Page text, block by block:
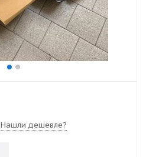
Нашли дешевле?